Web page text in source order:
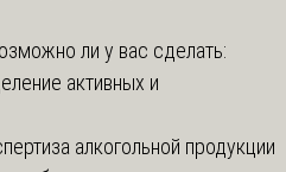
ли у вас сделать:
активных и
алкогольной продукции